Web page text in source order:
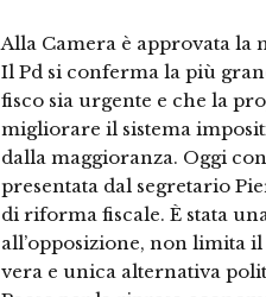
Alla Camera è approvata la
Il Pd si conferma la più
fisco sia urgente e che la
migliorare il sistema
dalla maggioranza. Oggi
presentata dal segretario
di riforma fiscale. È stata
all’opposizione, non limita
vera e unica alternativa